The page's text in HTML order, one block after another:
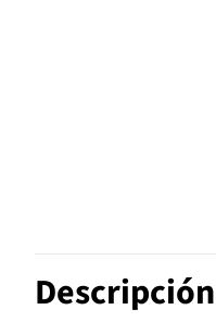
Descripción